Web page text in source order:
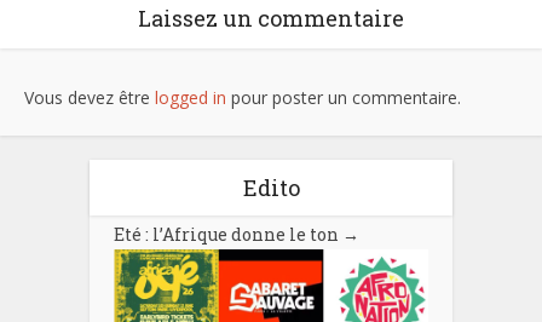
Laissez un commentaire
Vous devez être logged in pour poster un commentaire.
Edito
Eté : l’Afrique donne le ton →